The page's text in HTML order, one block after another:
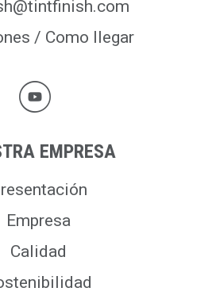
/ Como llegar
EMPRESA
Empresa
Calidad